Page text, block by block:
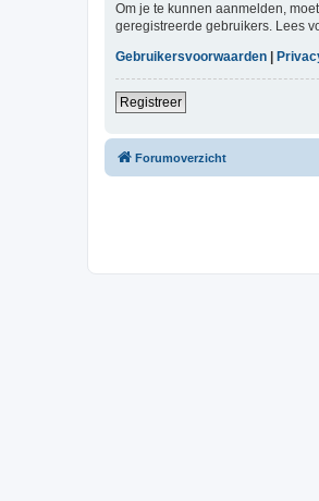
Om je te kunnen aanmelden,
geregistreerde gebruikers. Lees
Gebruikersvoorwaarden
Registreer
Forumoverzicht